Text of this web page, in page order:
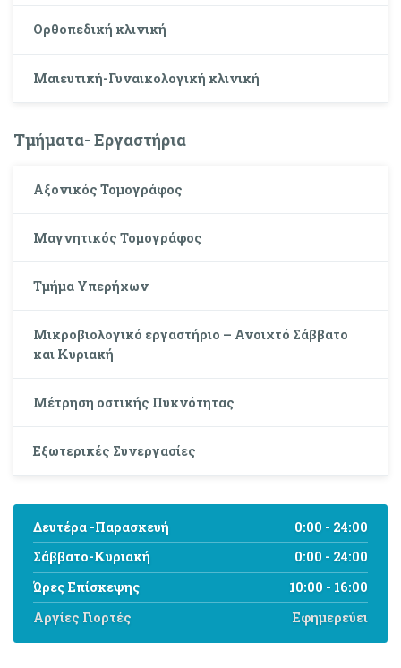
Ορθοπεδική κλινική
Μαιευτική-Γυναικολογική κλινική
Τμήματα- Εργαστήρια
Αξονικός Τομογράφος
Μαγνητικός Τομογράφος
Τμήμα Υπερήχων
Μικροβιολογικό εργαστήριο – Ανοιχτό Σάββατο
και Κυριακή
Μέτρηση οστικής Πυκνότητας
Εξωτερικές Συνεργασίες
Δευτέρα -Παρασκευή
0:00 - 24:00
Σάββατο-Κυριακή
0:00 - 24:00
Ώρες Επίσκεψης
10:00 - 16:00
Αργίες Γιορτές
Εφημερεύει